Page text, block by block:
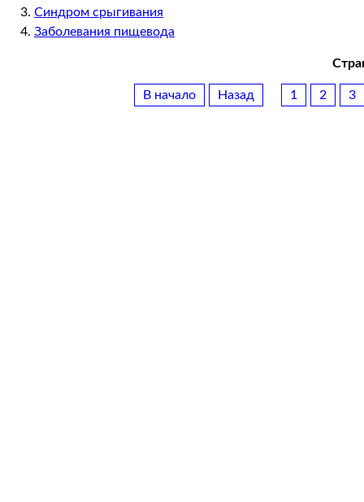
Синдром срыгивания
Заболевания пищевода
В начало Назад 1 2 3